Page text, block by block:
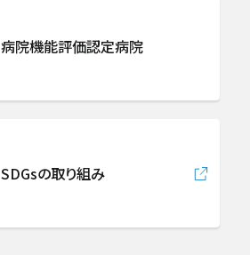
病院機能評価認定病院
SDGsの取り組み